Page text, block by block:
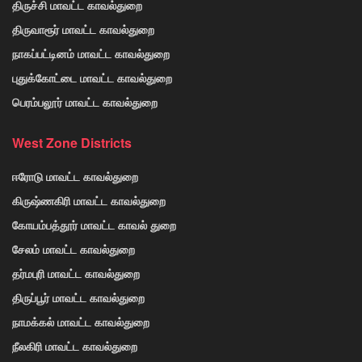
திருச்சி மாவட்ட காவல்துறை
திருவாரூர் மாவட்ட காவல்துறை
நாகப்பட்டினம் மாவட்ட காவல்துறை
புதுக்கோட்டை மாவட்ட காவல்துறை
பெரம்பலூர் மாவட்ட காவல்துறை
West Zone Districts
ஈரோடு மாவட்ட காவல்துறை
கிருஷ்ணகிரி மாவட்ட காவல்துறை
கோயம்பத்தூர் மாவட்ட காவல் துறை
சேலம் மாவட்ட காவல்துறை
தர்மபுரி மாவட்ட காவல்துறை
திருப்பூர் மாவட்ட காவல்துறை
நாமக்கல் மாவட்ட காவல்துறை
நீலகிரி மாவட்ட காவல்துறை